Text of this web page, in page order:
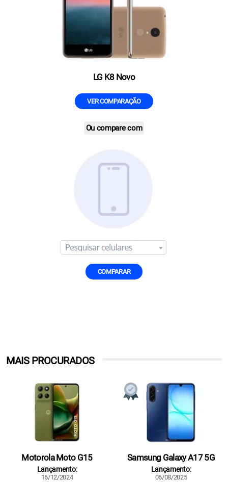
LG K8 Novo
VER COMPARAÇÃO
Ou compare com
COMPARAR
MAIS PROCURADOS
Motorola Moto G15
Lançamento:
16/12/2024
Samsung Galaxy A17 5G
Lançamento:
06/08/2025